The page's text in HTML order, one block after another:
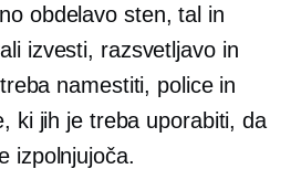
obdelavo sten, tal in
izvesti, razsvetljavo in
namestiti, police in
ki jih je treba uporabiti, da
izpolnjujoča.